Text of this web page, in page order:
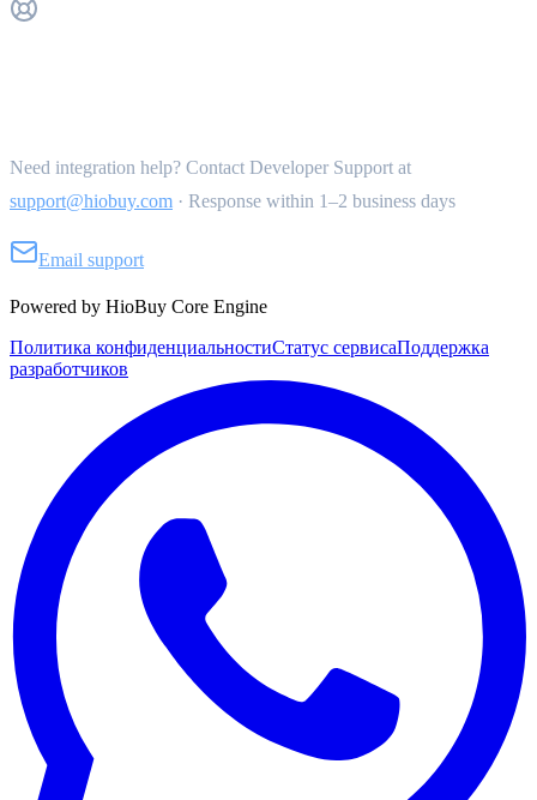
Need integration help? Contact Developer Support at
support@hiobuy.com · Response within 1–2 business days
Email support
Powered by HioBuy Core Engine
Политика конфиденциальностиСтатус сервисаПоддержка
разработчиков